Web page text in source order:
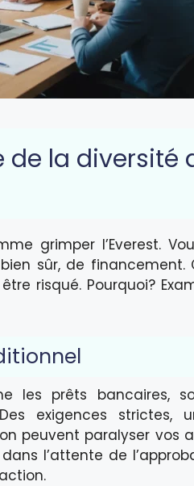
la diversité
grimper l’Everest.
sûr, de financement.
risqué. Pourquoi?
les prêts bancaires,
exigences strictes,
peuvent paralyser vos
l’attente de